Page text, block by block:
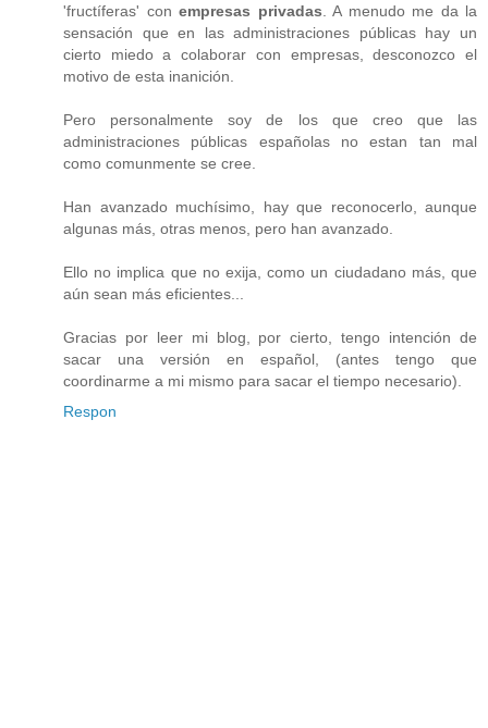
'fructíferas' con empresas privadas . A menudo me da la
sensación que en las administraciones públicas hay un
cierto miedo a colaborar con empresas, desconozco el
motivo de esta inanición.
Pero personalmente soy de los que creo que las
administraciones públicas españolas no estan tan mal
como comunmente se cree.
Han avanzado muchísimo, hay que reconocerlo, aunque
algunas más, otras menos, pero han avanzado.
Ello no implica que no exija, como un ciudadano más, que
aún sean más eficientes...
Gracias por leer mi blog, por cierto, tengo intención de
sacar una versión en español, (antes tengo que
coordinarme a mi mismo para sacar el tiempo necesario).
Respon